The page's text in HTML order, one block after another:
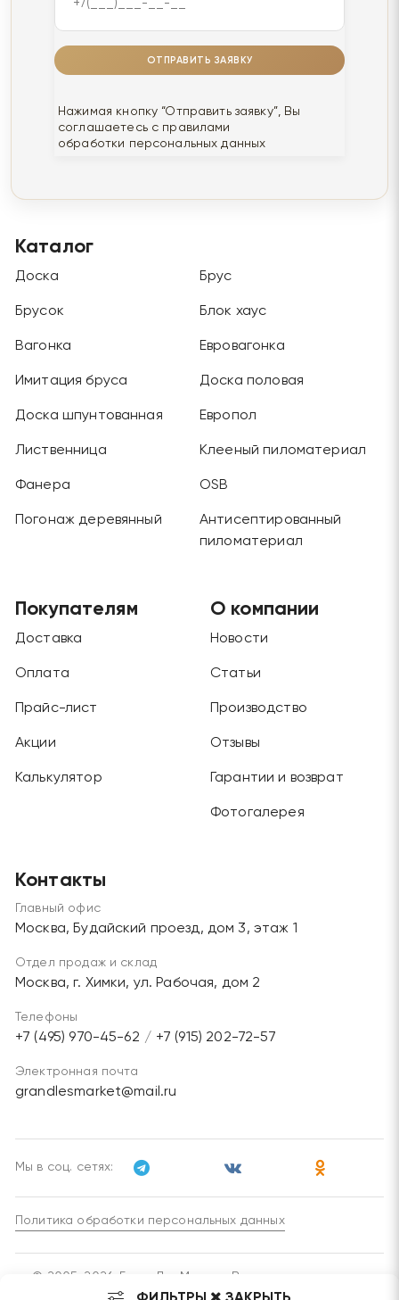
ОТПРАВИТЬ ЗАЯВКУ
Нажимая кнопку “Отправить заявку”, Вы
соглашаетесь с правилами
обработки персональных данных
Каталог
Доска Брус
Брусок Блок хаус
Вагонка Евровагонка
Имитация бруса Доска половая
Доска шпунтованная Европол
Лиственница Клееный пиломатериал
Фанера OSB
Погонаж деревянный
Антисептированный
пиломатериал
Покупателям
Доставка
Оплата
Прайс-лист
Акции
Калькулятор
О компании
Новости
Статьи
Производство
Отзывы
Гарантии и возврат
Фотогалерея
Контакты
Главный офис
Москва, Будайский проезд, дом 3, этаж 1
Отдел продаж и склад
Москва, г. Химки, ул. Рабочая, дом 2
Телефоны
+7 (495) 970-45-62 / +7 (915) 202-72-57
Электронная почта
grandlesmarket@mail.ru
© 2005-2026, ГрандЛесМаркет. Все права защищены.
Политика обработки персональных данных
Мы в соц. сетях: